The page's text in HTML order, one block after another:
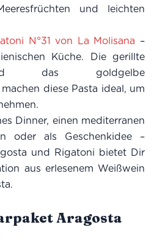
und leichten
N°31 von La Molisana –
Küche. Die gerillte
das goldgelbe
diese Pasta ideal, um
Dinner, einen mediterranen
oder als Geschenkidee –
und Rigatoni bietet Dir
aus erlesenem Weißwein
Aragosta